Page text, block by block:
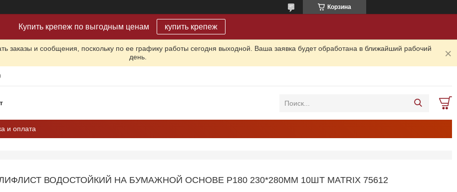
Корзина
Купить крепеж по выгодным ценам купить крепеж
заказы и сообщения, поскольку по ее графику работы сегодня выходной. Ваша заявка будет обработана в ближайший рабочий
день.
и оплата
ВОДОСТОЙКИЙ НА БУМАЖНОЙ ОСНОВЕ P180 230*280ММ 10ШТ MATRIX 75612